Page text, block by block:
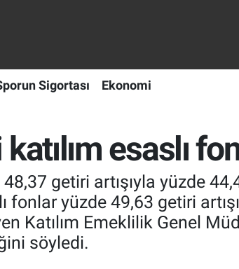
Sigortası Ekonomi
esaslı
getiri artışıyla yüzde
fonlar yüzde 49,63 getiri
Katılım Emeklilik Genel
söyledi.